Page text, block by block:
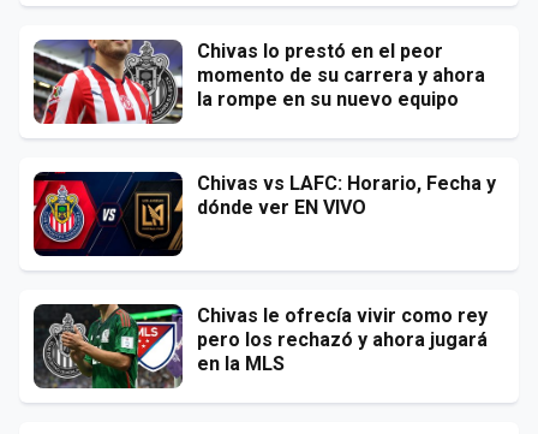
Chivas lo prestó en el peor
momento de su carrera y ahora
la rompe en su nuevo equipo
Chivas vs LAFC: Horario, Fecha y
dónde ver EN VIVO
Chivas le ofrecía vivir como rey
pero los rechazó y ahora jugará
en la MLS